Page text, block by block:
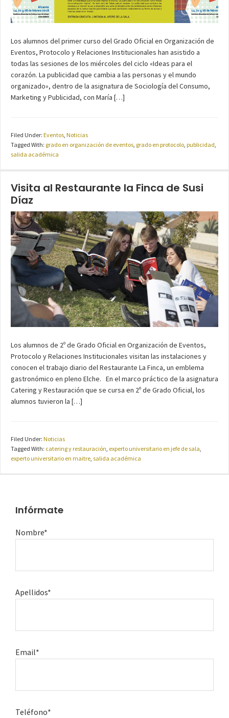
Los alumnos del primer curso del Grado Oficial en Organización de
Eventos, Protocolo y Relaciones Institucionales han asistido a
todas las sesiones de los miércoles del ciclo «Ideas para el
corazón. La publicidad que cambia a las personas y el mundo
organizado», dentro de la asignatura de Sociología del Consumo,
Marketing y Publicidad, con María […]
Filed Under: Eventos, Noticias
Tagged With: grado en organización de eventos, grado en protocolo, publicidad,
salida académica
Visita al Restaurante la Finca de Susi
Díaz
Los alumnos de 2º de Grado Oficial en Organización de Eventos,
Protocolo y Relaciones Institucionales visitan las instalaciones y
conocen el trabajo diario del Restaurante La Finca, un emblema
gastronómico en pleno Elche. En el marco práctico de la asignatura
Catering y Restauración que se cursa en 2º de Grado Oficial, los
alumnos tuvieron la […]
Filed Under: Noticias
Tagged With: catering y restauración experto universitario en jefe de sala
experto universitario en maitre salida académica
Infórmate
Nombre*
Apellidos*
Email*
Teléfono*